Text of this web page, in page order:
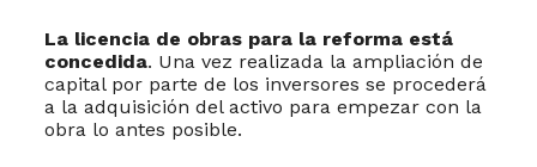
La licencia de obras para la reforma está
concedida. Una vez realizada la ampliación de
capital por parte de los inversores se procederá
a la adquisición del activo para empezar con la
obra lo antes posible.